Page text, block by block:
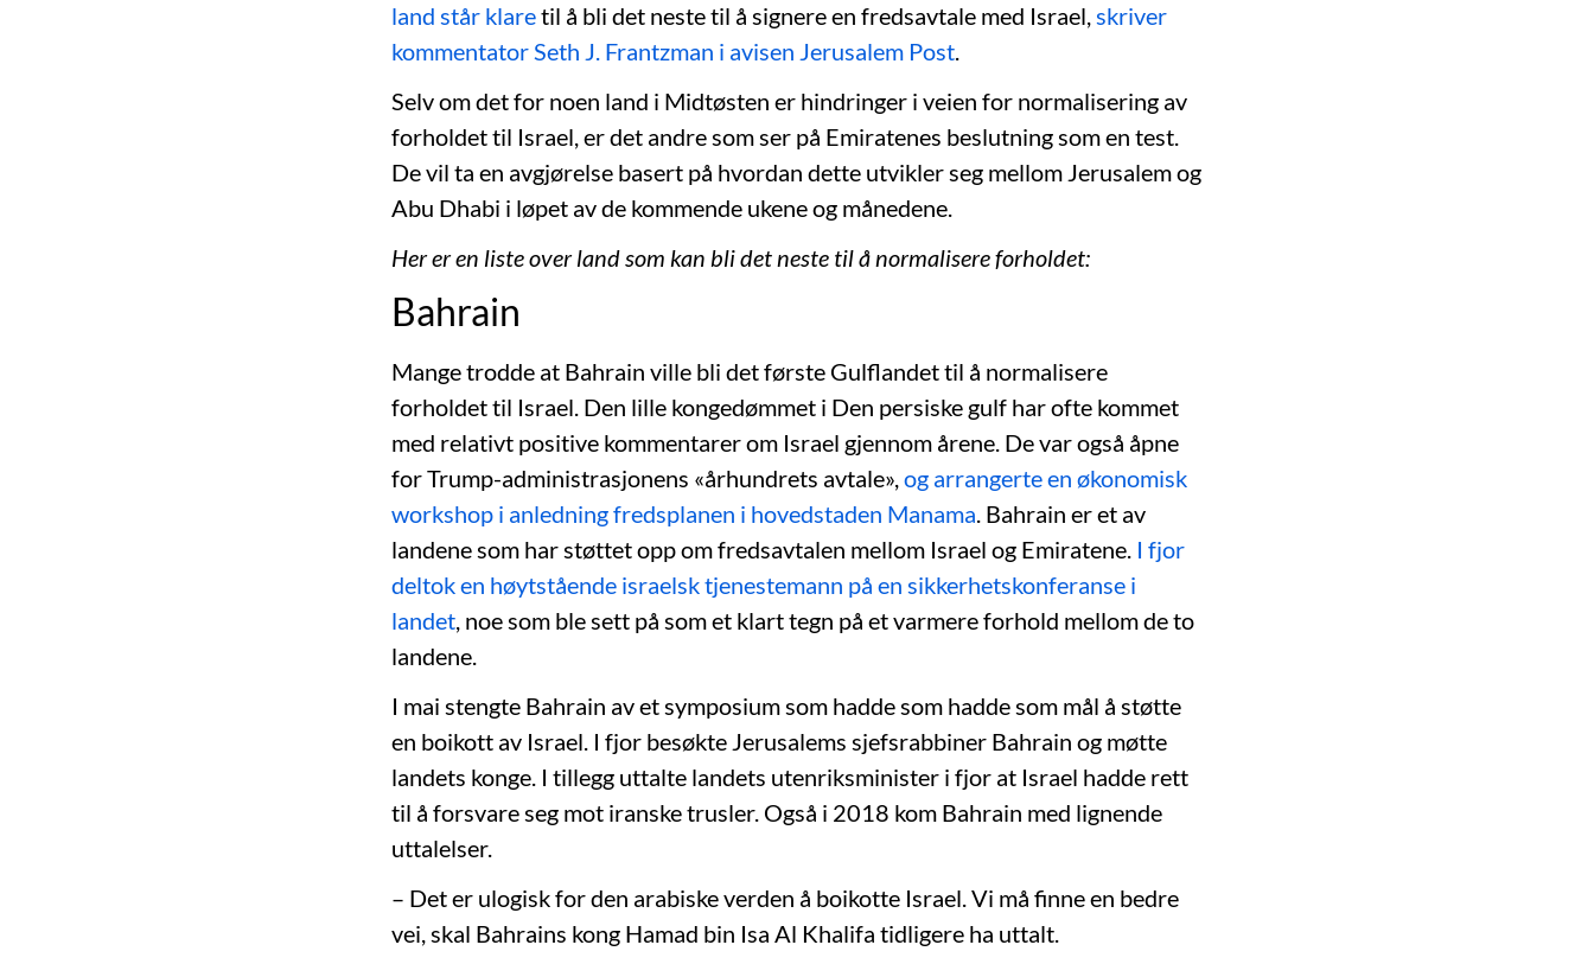
land står klaretil å bli det neste til å signere en fredsavtale med Israel,skriver
kommentator Seth J. Frantzman i avisen Jerusalem Post.
Selv om det for noen land i Midtøsten er hindringer i veien for normalisering av
forholdet til Israel, er det andre som ser på Emiratenes beslutning som en test.
De vil ta en avgjørelse basert på hvordan dette utvikler seg mellom Jerusalem og
Abu Dhabi i løpet av de kommende ukene og månedene.
Her er en liste over land som kan bli det neste til å normalisere forholdet:
Bahrain
Mange trodde at Bahrain ville bli det første Gulflandet til å normalisere
forholdet til Israel. Den lille kongedømmet i Den persiske gulf har ofte kommet
med relativt positive kommentarer om Israel gjennom årene. De var også åpne
for Trump-administrasjonens «århundrets avtale»,og arrangerte en økonomisk
workshop i anledning fredsplanen i hovedstaden Manama. Bahrain er et av
landene som har støttet opp om fredsavtalen mellom Israel og Emiratene. I fjor
deltok en høytstående israelsk tjenestemann på en sikkerhetskonferanse i
landet, noe som ble sett på som et klart tegn på et varmere forhold mellom de to
landene.
I mai stengte Bahrain av et symposium som hadde som hadde som mål å støtte
en boikott av Israel. I fjor besøkte Jerusalems sjefsrabbiner Bahrain og møtte
landets konge. I tillegg uttalte landets utenriksminister i fjor at Israel hadde rett
til å forsvare seg mot iranske trusler. Også i 2018 kom Bahrain med lignende
uttalelser.
– Det er ulogisk for den arabiske verden å boikotte Israel. Vi må finne en bedre
vei, skal Bahrains kong Hamad bin Isa Al Khalifa tidligere ha uttalt.